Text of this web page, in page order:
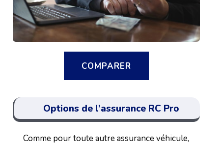
COMPARER
Options de l’assurance RC Pro
Comme pour toute autre assurance véhicule,